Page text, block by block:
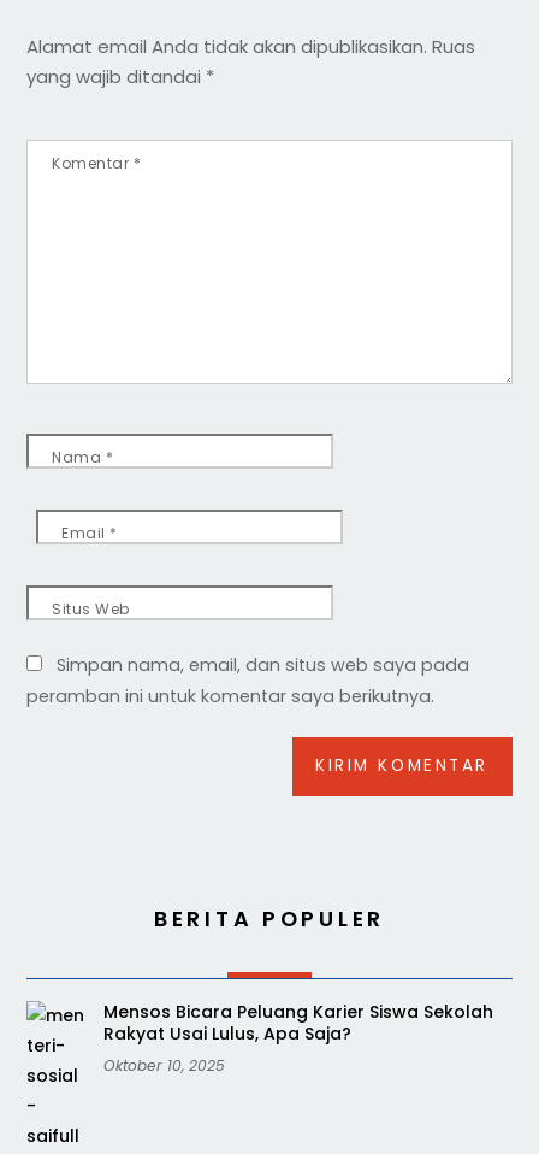
Alamat email Anda tidak akan dipublikasikan. Ruas
yang wajib ditandai *
Komentar *
Nama *
Email *
Situs Web
Simpan nama, email, dan situs web saya pada
peramban ini untuk komentar saya berikutnya.
BERITA POPULER
Mensos Bicara Peluang Karier Siswa Sekolah
Rakyat Usai Lulus, Apa Saja?
Oktober 10, 2025